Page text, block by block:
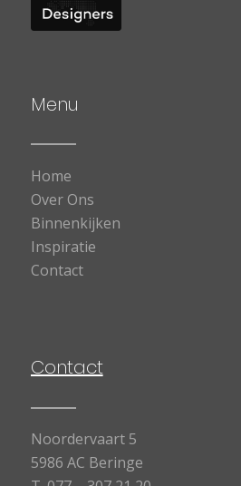
Menu
Home
Over Ons
Binnenkijken
Inspiratie
Contact
Contact
Noordervaart 5
5986 AC Beringe